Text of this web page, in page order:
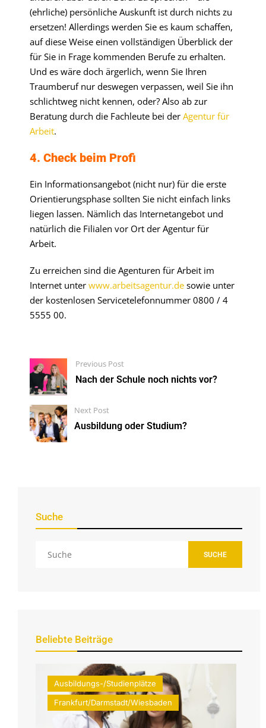
(ehrliche) persönliche Auskunft ist durch nichts zu
ersetzen! Allerdings werden Sie es kaum schaffen,
auf diese Weise einen vollständigen Überblick der
für Sie in Frage kommenden Berufe zu erhalten.
Und es wäre doch ärgerlich, wenn Sie Ihren
Traumberuf nur deswegen verpassen, weil Sie ihn
schlichtweg nicht kennen, oder? Also ab zur
Beratung durch die Fachleute bei der Agentur für
Arbeit.
4. Check beim Profi
Ein Informationsangebot (nicht nur) für die erste
Orientierungsphase sollten Sie nicht einfach links
liegen lassen. Nämlich das Internetangebot und
natürlich die Filialen vor Ort der Agentur für
Arbeit.
Zu erreichen sind die Agenturen für Arbeit im
Internet unter www.arbeitsagentur.de sowie unter
der kostenlosen Servicetelefonnummer 0800 / 4
5555 00.
Previous Post
Nach der Schule noch nichts vor?
Next Post
Ausbildung oder Studium?
Suche
SUCHE
Beliebte Beiträge
Ausbildungs-/Studienplätze
Frankfurt/Darmstadt/Wiesbaden